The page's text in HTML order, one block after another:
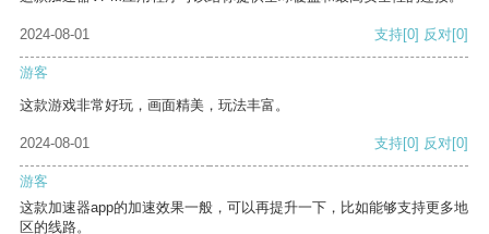
2024-08-01 支持[0] 反对[0]
游客
这款游戏非常好玩，画面精美，玩法丰富。
2024-08-01 支持[0] 反对[0]
游客
这款加速器app的加速效果一般，可以再提升一下，比如能够支持更多地
区的线路。